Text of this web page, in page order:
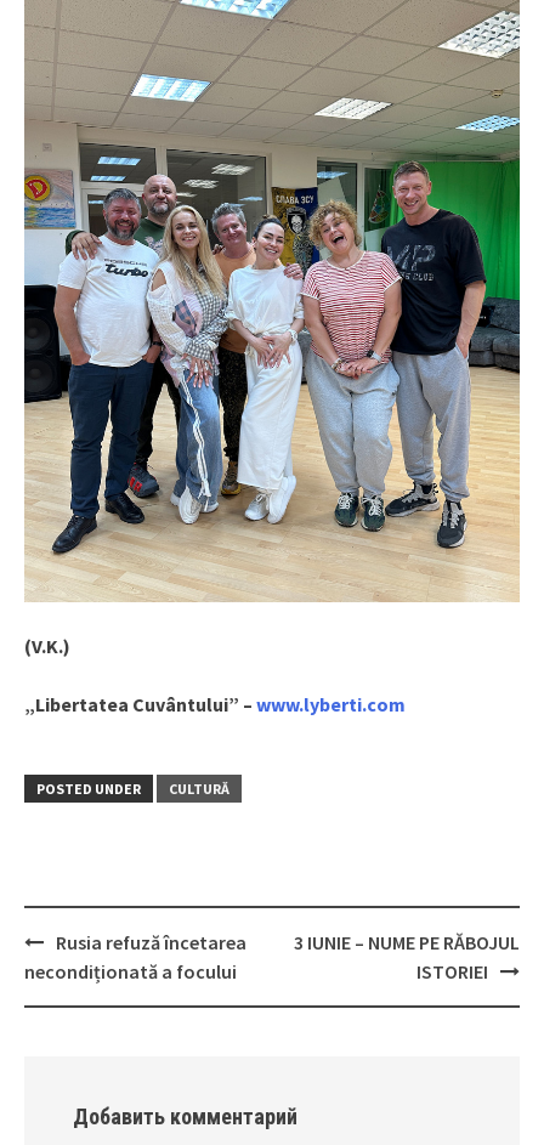
(V.K.)
„Libertatea Cuvântului” – www.lyberti.com
POSTED UNDER CULTURĂ
Post
navigation
Rusia refuză încetarea
necondiționată a focului
3 IUNIE – NUME PE RĂBOJUL
ISTORIEI
Добавить комментарий